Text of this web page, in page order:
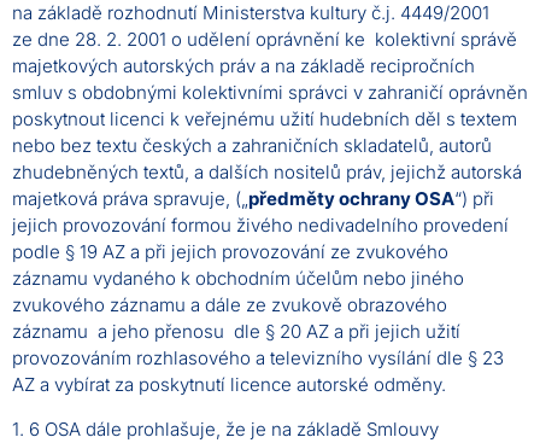
na základě rozhodnutí Ministerstva kultury č.j. 4449/2001
ze dne 28. 2. 2001 o udělení oprávnění ke kolektivní správě
majetkových autorských práv a na základě recipročních
smluv s obdobnými kolektivními správci v zahraničí oprávněn
poskytnout licenci k veřejnému užití hudebních děl s textem
nebo bez textu českých a zahraničních skladatelů, autorů
zhudebněných textů, a dalších nositelů práv, jejichž autorská
majetková práva spravuje, („předměty ochrany OSA“) při
jejich provozování formou živého nedivadelního provedení
podle § 19 AZ a při jejich provozování ze zvukového
záznamu vydaného k obchodním účelům nebo jiného
zvukového záznamu a dále ze zvukově obrazového
záznamu a jeho přenosu dle § 20 AZ a při jejich užití
provozováním rozhlasového a televizního vysílání dle § 23
AZ a vybírat za poskytnutí licence autorské odměny.
1. 6 OSA dále prohlašuje, že je na základě Smlouvy